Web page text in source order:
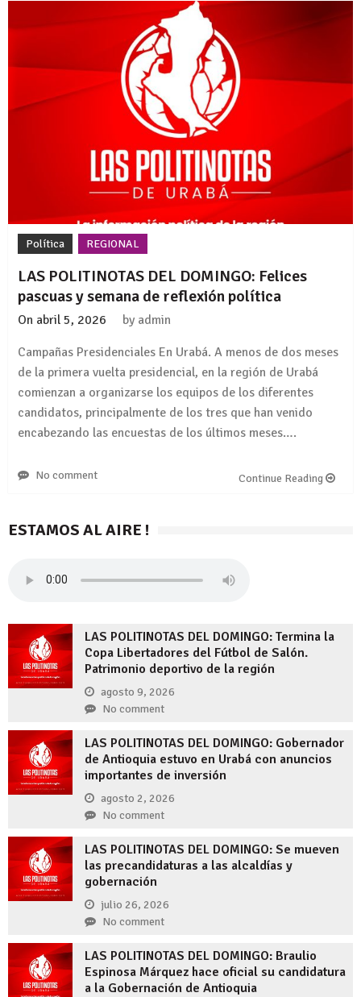
Política REGIONAL
LAS POLITINOTAS DEL DOMINGO: Felices
pascuas y semana de reflexión política
On abril 5, 2026 by admin
Campañas Presidenciales En Urabá. A menos de dos meses
de la primera vuelta presidencial, en la región de Urabá
comienzan a organizarse los equipos de los diferentes
candidatos, principalmente de los tres que han venido
encabezando las encuestas de los últimos meses….
No comment Continue Reading
ESTAMOS AL AIRE !
LAS POLITINOTAS DEL DOMINGO: Termina la
Copa Libertadores del Fútbol de Salón.
Patrimonio deportivo de la región
agosto 9, 2026
No comment
LAS POLITINOTAS DEL DOMINGO: Gobernador
de Antioquia estuvo en Urabá con anuncios
importantes de inversión
agosto 2, 2026
No comment
LAS POLITINOTAS DEL DOMINGO: Se mueven
las precandidaturas a las alcaldías y
gobernación
julio 26, 2026
No comment
LAS POLITINOTAS DEL DOMINGO: Braulio
Espinosa Márquez hace oficial su candidatura
a la Gobernación de Antioquia